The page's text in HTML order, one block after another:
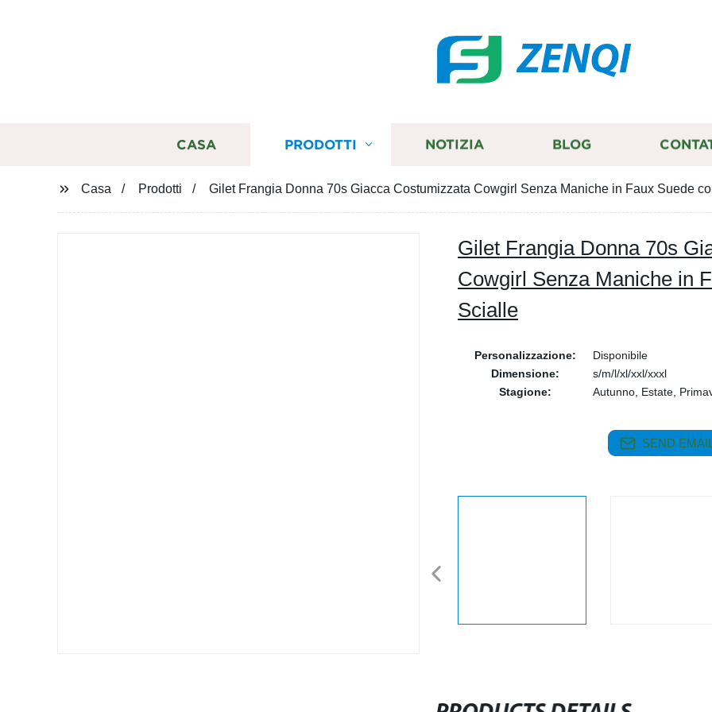
ZENQI
CASA PRODOTTI NOTIZIA BLOG
Casa Prodotti Gilet Frangia Donna 70s Giacca Costumizzata Cowgirl Senza Maniche in Faux Suede
Gilet Frangia Donna 70s
Cowgirl Senza Maniche in
Scialle
Personalizzazione:
Disponibile
Dimensione:
s/m/l/xl/xxl/xxxl
Stagione:
Autunno, Estate,
SEND